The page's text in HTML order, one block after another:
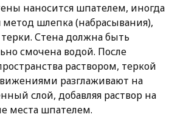
наносится шпателем, иногда
шлепка (набрасывания),
Стена должна быть
смочена водой. После
раствором, теркой
разглаживают на
слой, добавляя раствор на
места шпателем.